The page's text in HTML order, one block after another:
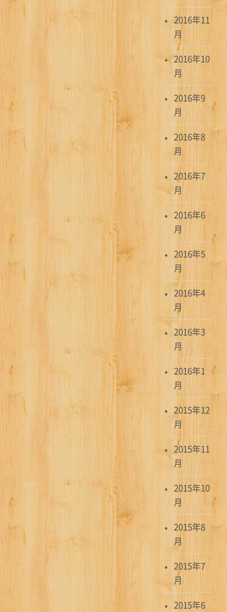
2016年11
月
2016年10
月
2016年9
月
2016年8
月
2016年7
月
2016年6
月
2016年5
月
2016年4
月
2016年3
月
2016年1
月
2015年12
月
2015年11
月
2015年10
月
2015年8
月
2015年7
月
2015年6